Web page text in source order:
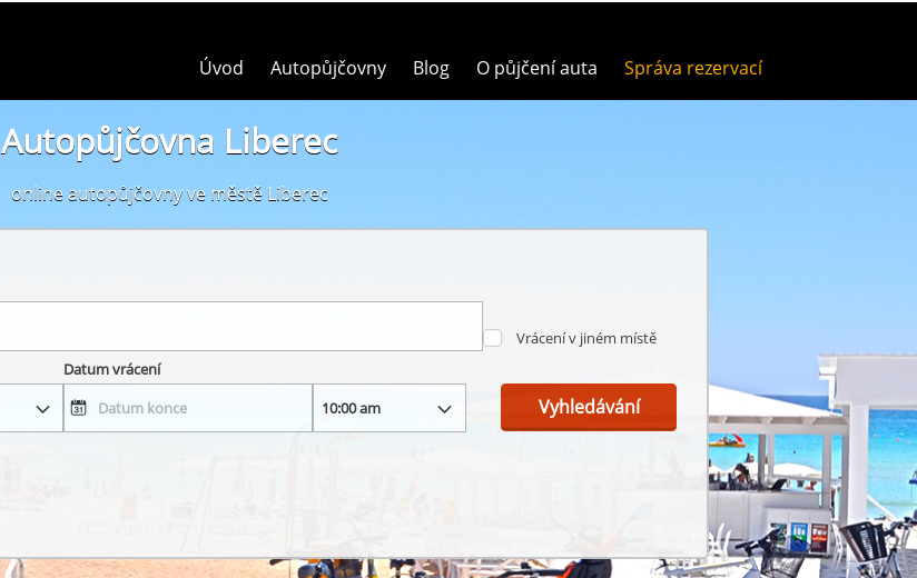
Úvod Autopůjčovny Blog O půjčení auta Správa rezervací
Autopůjčovna Liberec
online autopůjčovny ve městě Liberec
Vrácení v jiném místě
Datum vrácení
Vyhledávání